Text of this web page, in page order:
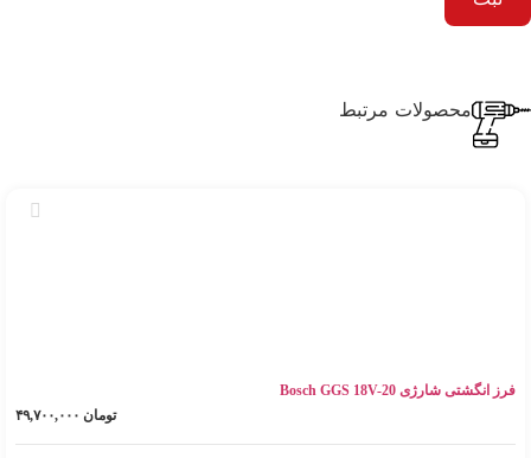
محصولات مرتبط
فرز انگشتی شارژی Bosch GGS 18V-20
تومان